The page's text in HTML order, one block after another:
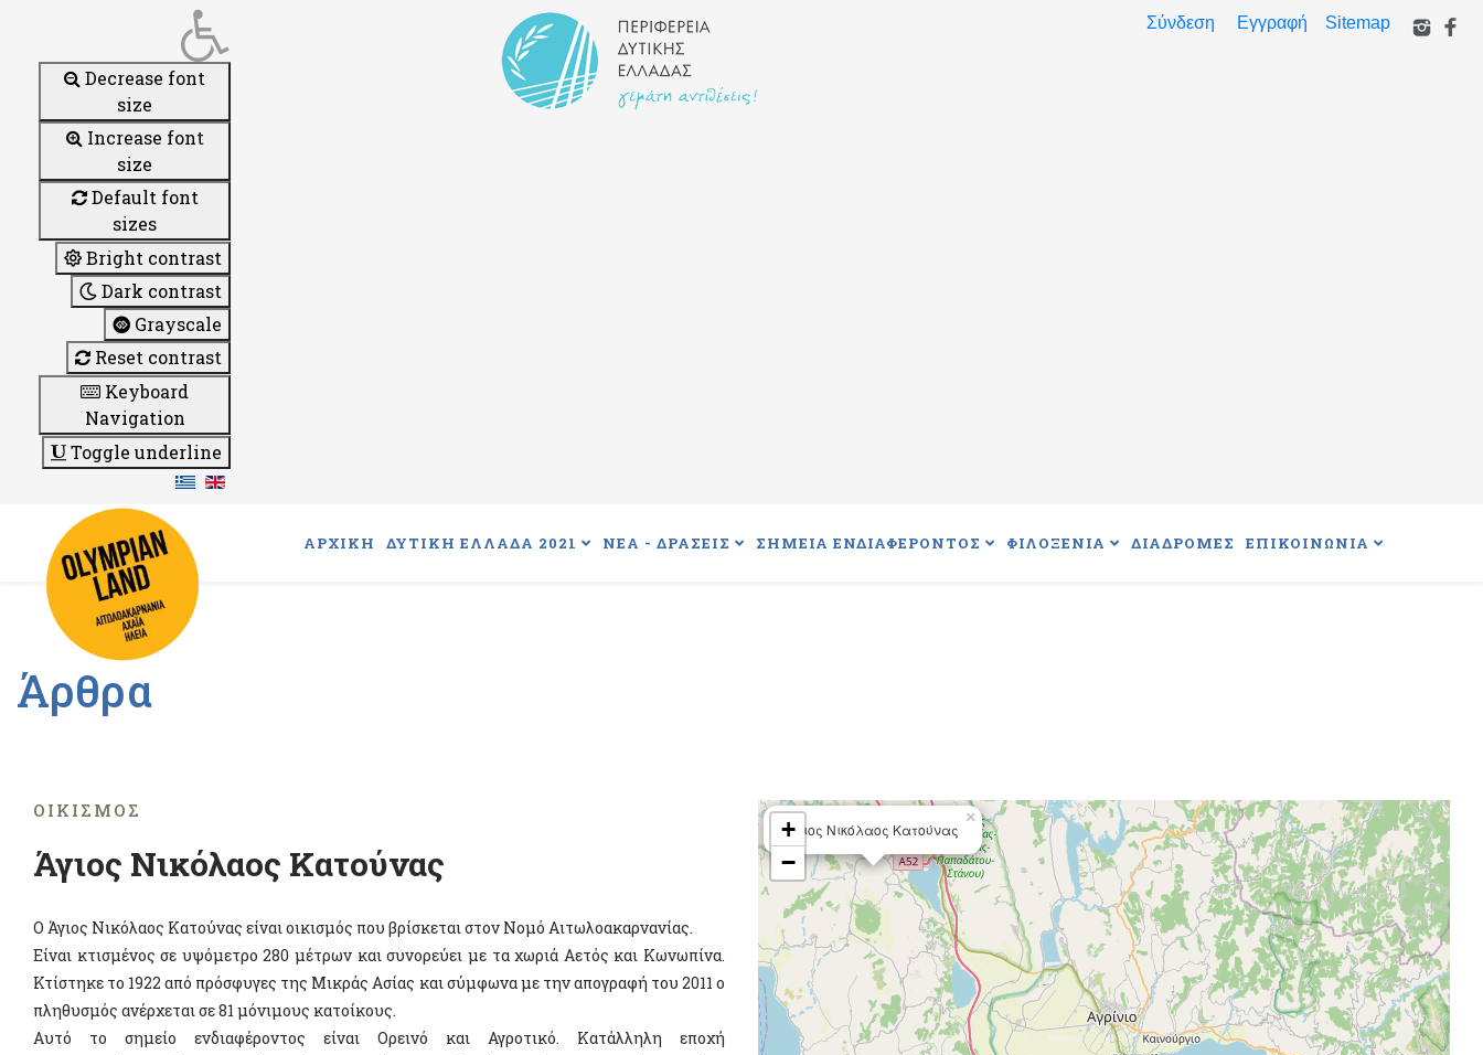
Decrease font
size
Increase font
size
Default font
sizes
Bright contrast
Dark contrast
Grayscale
Reset contrast
Keyboard
Navigation
Toggle underline
Σύνδεση Εγγραφή Sitemap
ΑΡΧΙΚΗ ΔΥΤΙΚΗ ΕΛΛΑΔΑ 2021 ΝΕΑ - ΔΡΑΣΕΙΣ ΣΗΜΕΙΑ ΕΝΔΙΑΦΕΡΟΝΤΟΣ ΦΙΛΟΞΕΝΙΑ ΔΙΑΔΡΟΜΕΣ ΕΠΙΚΟΙΝΩΝΙΑ
Άρθρα
ΟΙΚΙΣΜΌΣ
Άγιος Νικόλαος Κατούνας
Ο Άγιος Νικόλαος Κατούνας είναι οικισμός που βρίσκεται στον Νομό Αιτωλοακαρνανίας.
Είναι κτισμένος σε υψόμετρο 280 μέτρων και συνορεύει με τα χωριά Αετός και Κωνωπίνα.
Κτίστηκε το 1922 από πρόσφυγες της Μικράς Ασίας και σύμφωνα με την απογραφή του 2011 ο
πληθυσμός ανέρχεται σε 81 μόνιμους κατοίκους.
Αυτό το σημείο ενδιαφέροντος είναι Ορεινό και Αγροτικό. Κατάλληλη εποχή
Άγιος Νικόλαος Κατούνας
×
+
−